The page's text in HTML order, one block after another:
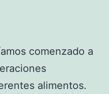
comenzado a
alimentos.